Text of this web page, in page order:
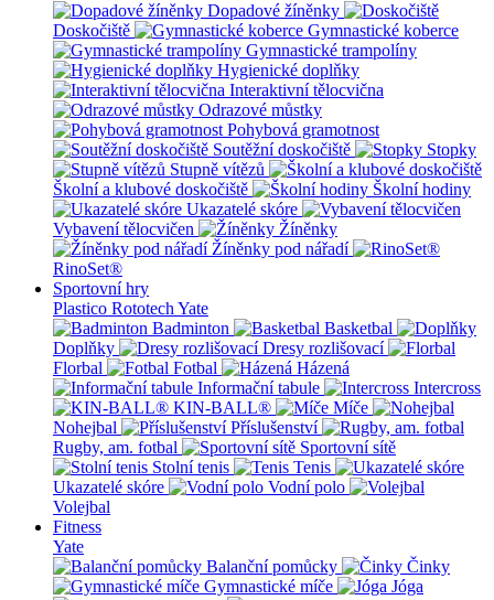
Dopadové žíněnky
Doskočiště
Gymnastické koberce
Gymnastické trampolíny
Hygienické doplňky
Interaktivní tělocvična
Odrazové můstky
Pohybová gramotnost
Soutěžní doskočiště
Stopky
Stupně vítězů
Školní a klubové doskočiště
Školní hodiny
Ukazatelé skóre
Vybavení tělocvičen
Žíněnky
Žíněnky pod nářadí
RinoSet®
Sportovní hry
Plastico Rototech Yate
Badminton
Basketbal
Doplňky
Dresy rozlišovací
Florbal
Fotbal
Házená
Informační tabule
Intercross
KIN-BALL®
Míče
Nohejbal
Příslušenství
Rugby, am. fotbal
Sportovní sítě
Stolní tenis
Tenis
Ukazatelé skóre
Vodní polo
Volejbal
Fitness
Yate
Balanční pomůcky
Činky
Gymnastické míče
Jóga